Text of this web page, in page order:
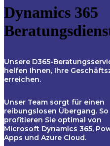
Dynamics 365
Unsere D365-
helfen Ihnen, Ihre
erreichen.
Unser Team sorgt für einen
reibungslosen Übergang. So
profitieren Sie optimal von
Microsoft Dynamics 365,
Apps und Azure Cloud.